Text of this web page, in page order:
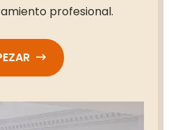
profesional.